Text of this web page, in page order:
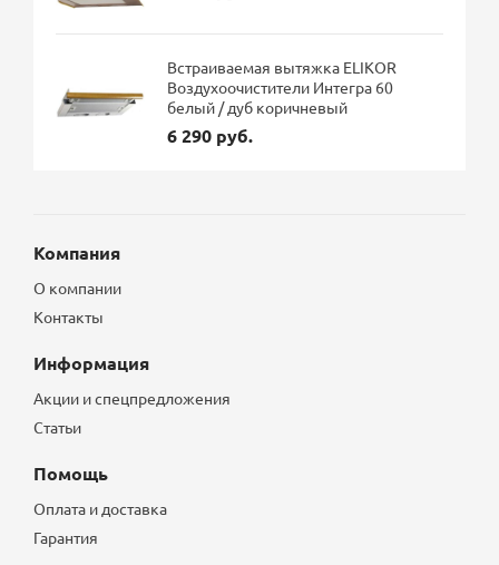
Встраиваемая вытяжка ELIKOR
Воздухоочистители Интегра 60
белый / дуб коричневый
6 290 руб.
Компания
О компании
Контакты
Информация
Акции и спецпредложения
Статьи
Помощь
Оплата и доставка
Гарантия